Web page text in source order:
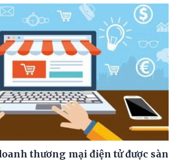
thương mại điện tử được sàn